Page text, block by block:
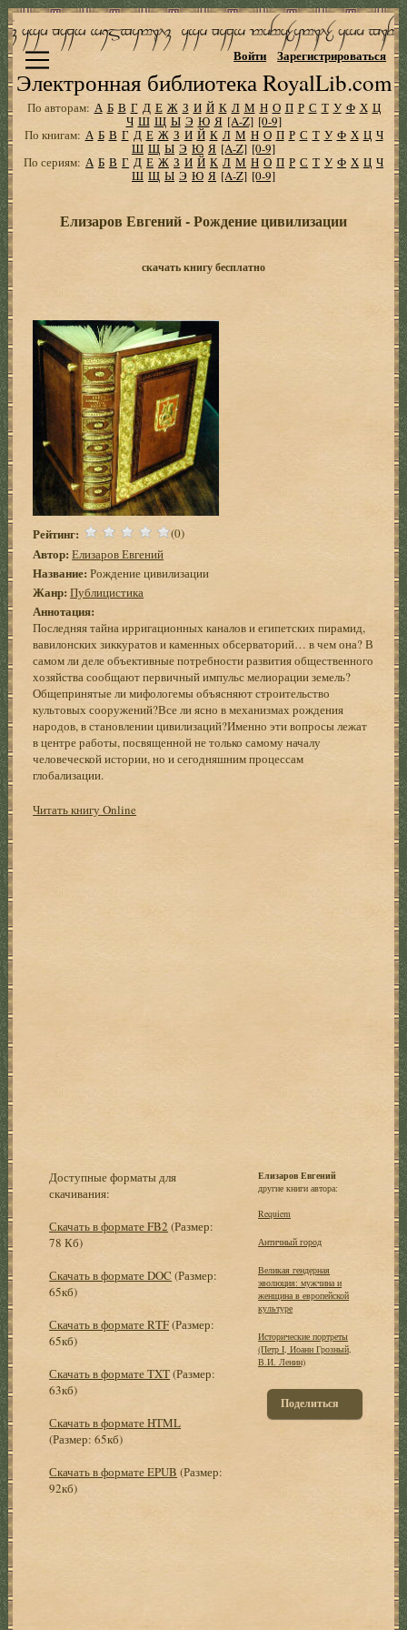
Электронная библиотека RoyalLib.com
Войти Зарегистрироваться
По авторам: А Б В Г Д Е Ж З И Й К Л М Н О П Р С Т У Ф Х Ц
Ч Ш Щ Ы Э Ю Я [A-Z] [0-9]
По книгам: А Б В Г Д Е Ж З И Й К Л М Н О П Р С Т У Ф Х Ц Ч
Ш Щ Ы Э Ю Я [A-Z] [0-9]
По сериям: А Б В Г Д Е Ж З И Й К Л М Н О П Р С Т У Ф Х Ц Ч
Ш Щ Ы Э Ю Я [A-Z] [0-9]
Елизаров Евгений - Рождение цивилизации
скачать книгу бесплатно
Рейтинг: (0)
Автор: Елизаров Евгений
Название: Рождение цивилизации
Жанр: Публицистика
Аннотация:
Последняя тайна ирригационных каналов и египетских пирамид,
вавилонских зиккуратов и каменных обсерваторий… в чем она? В
самом ли деле объективные потребности развития общественного
хозяйства сообщают первичный импульс мелиорации земель?
Общепринятые ли мифологемы объясняют строительство
культовых сооружений?Все ли ясно в механизмах рождения
народов, в становлении цивилизаций?Именно эти вопросы лежат
в центре работы, посвященной не только самому началу
человеческой истории, но и сегодняшним процессам
глобализации.
Читать книгу Online
Доступные форматы для
скачивания:
Скачать в формате FB2 (Размер:
78 Кб)
Скачать в формате DOC (Размер:
65кб)
Скачать в формате RTF(Размер:
65кб)
Скачать в формате TXT(Размер:
63кб)
Скачать в формате HTML
(Размер: 65кб)
Скачать в формате EPUB (Размер:
92кб)
Елизаров Евгений
другие книги автора:
Requiem
Античный город
Великая гендерная
эволюция: мужчина и
женщина в европейской
культуре
Исторические портреты
(Петр I, Иоанн Грозный,
В.И. Ленин)
Поделиться